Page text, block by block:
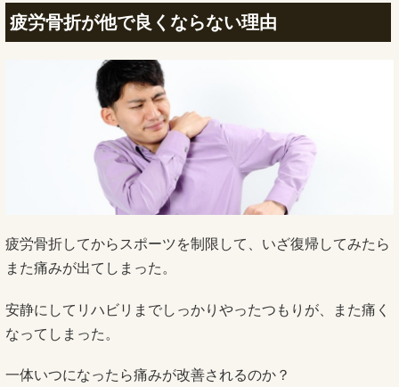
疲労骨折が他で良くならない理由
疲労骨折してからスポーツを制限して、いざ復帰してみたら
また痛みが出てしまった。
安静にしてリハビリまでしっかりやったつもりが、また痛く
なってしまった。
一体いつになったら痛みが改善されるのか？